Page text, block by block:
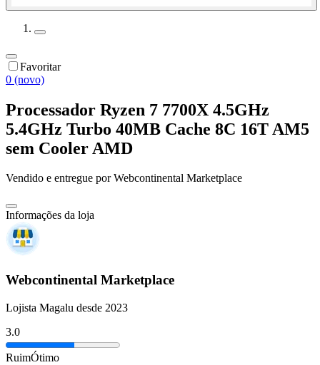
Favoritar
0 (novo)
Processador Ryzen 7 7700X 4.5GHz
5.4GHz Turbo 40MB Cache 8C 16T AM5
sem Cooler AMD
Vendido e entregue por Webcontinental Marketplace
Informações da loja
Webcontinental Marketplace
Lojista Magalu desde 2023
3.0
RuimÓtimo